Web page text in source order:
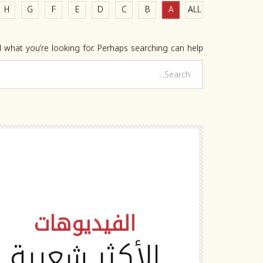
ALL
A
B
C
D
E
F
G
H
you’re looking for. Perhaps searching can help.
الفيديوهات